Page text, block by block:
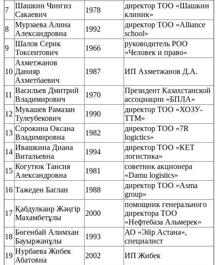
7
Шашкин Чингиз
Сакаевич
1978
директор ТОО «Шашкин
клиник»
8
Мурзаева Алина
Александровна
1992
директор ТОО «Alliance
school»
9
Шалов Серик
Токсеитович
1966
руководитель РОО
«Человек и право»
10
Ахметжанов
Данияр
Ахметбаевич
1987 ИП Ахметжанов Д.А.
11
Васильев Дмитрий
Владимирович
1970
Президент Казахстанской
ассоциации «БПЛА»
12
Мукашев Рамазан
Тулеубекович
1990
директор ТОО «ХОЗУ-
ТТМ»
13
Сорокина Оксана
Владимировна
1982
директор ТОО «7R
logictics»
14
Ивашкина Диана
Витальевна
1994
директор ТОО «КЕТ
логистика»
15
Когутюк Таисия
Александровна
1981
советник акционера
«Damu logistics»
16 Тажеден Баглан 1988
директор ТОО «Asma
group»
17
Қабдулкаир Жәңгір
Махамбетұлы
2000
помощник генерального
директора ТОО
«Нефтебаза Альмерек»
18
Бөгенбай Алимхан
Бауыржанұлы
1993
АО «Эйр Астана»,
специалист
19
Нурбаева Жибек
Абатовна
2002 ИП Жибек